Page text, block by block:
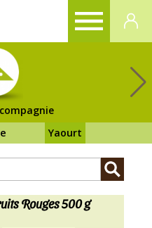
Yaourt
Rouges 500 g